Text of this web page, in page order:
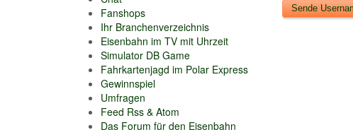
Fanshops
Ihr Branchenverzeichnis
Eisenbahn im TV mit Uhrzeit
Simulator DB Game
Fahrkartenjagd im Polar Express
Gewinnspiel
Umfragen
Feed Rss & Atom
Das Forum für den Eisenbahn